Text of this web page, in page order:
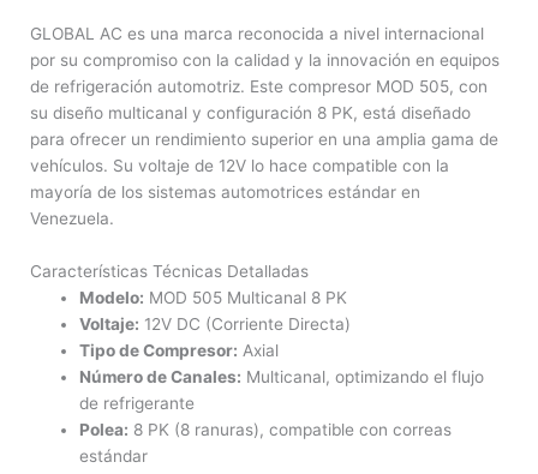
GLOBAL AC es una marca reconocida a nivel internacional
por su compromiso con la calidad y la innovación en equipos
de refrigeración automotriz. Este compresor MOD 505, con
su diseño multicanal y configuración 8 PK, está diseñado
para ofrecer un rendimiento superior en una amplia gama de
vehículos. Su voltaje de 12V lo hace compatible con la
mayoría de los sistemas automotrices estándar en
Venezuela.
Características Técnicas Detalladas
Modelo: MOD 505 Multicanal 8 PK
Voltaje: 12V DC (Corriente Directa)
Tipo de Compresor: Axial
Número de Canales: Multicanal, optimizando el flujo
de refrigerante
Polea: 8 PK (8 ranuras), compatible con correas
estándar